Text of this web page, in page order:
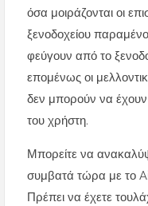
όσα μοιράζονται οι
ξενοδοχείου
φεύγουν από το
επομένως οι
δεν μπορούν να
του χρήστη.
Μπορείτε να
συμβατά τώρα με το
Πρέπει να έχετε